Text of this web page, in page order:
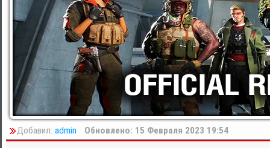
Добавил: admin Обновлено: 15 Февраля 2023 19:54